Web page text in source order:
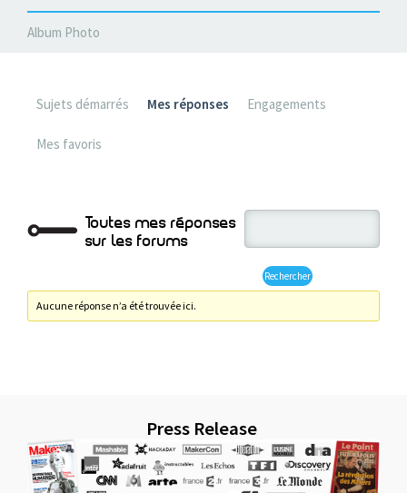
Album Photo
Sujets démarrés Mes réponses Engagements
Mes favoris
Toutes mes réponses
sur les forums
Aucune réponse n’a été trouvée ici.
Press Release